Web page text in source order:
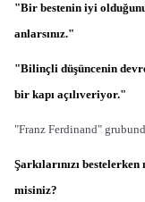
"Bir bestenin iyi
anlarsınız."
"Bilinçli düşüncenin
bir kapı açılıveriyor."
"Franz Ferdinand"
Şarkılarınızı
misiniz?